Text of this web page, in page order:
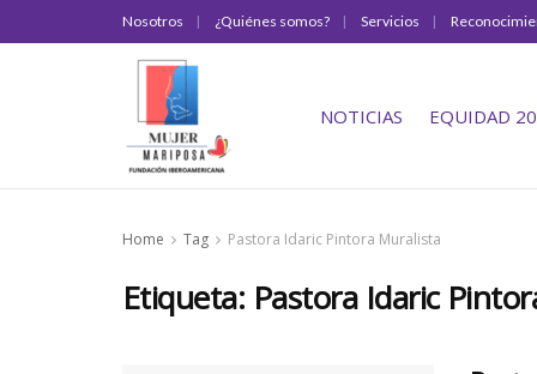
Nosotros ¿Quiénes somos? Servicios
NOTICIAS EQUIDAD
Home Tag Pastora Idaric Pintora Muralista
Etiqueta: Pastora Idaric